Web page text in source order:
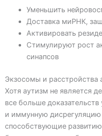
Уменьшить
Доставка миРНК,
Активировать
Стимулируют рост
синапсов
Экзосомы и расстройства
Хотя аутизм не является
все больше
и иммунную дисрегуляцию
способствующие